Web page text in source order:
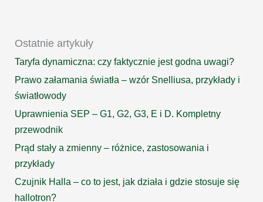
chroni
silnik?
Ostatnie artykuły
Taryfa dynamiczna: czy faktycznie jest godna uwagi?
Prawo załamania światła – wzór Snelliusa, przykłady i
światłowody
Uprawnienia SEP – G1, G2, G3, E i D. Kompletny
przewodnik
Prąd stały a zmienny – różnice, zastosowania i
przykłady
Czujnik Halla – co to jest, jak działa i gdzie stosuje się
hallotron?